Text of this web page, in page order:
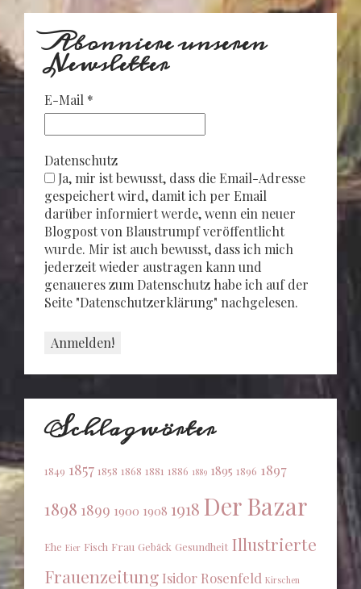
Abonniere unseren
Newsletter
E-Mail *
Datenschutz
Ja, mir ist bewusst, dass die Email-Adresse
gespeichert wird, damit ich per Email
darüber informiert werde, wenn ein neuer
Blogpost von Blaustrumpf veröffentlicht
wurde. Mir ist auch bewusst, dass ich mich
jederzeit wieder austragen kann und
genaueres zum Datenschutz habe ich auf der
Seite "Datenschutzerklärung" nachgelesen.
Schlagwörter
1849 1857 1858 1868 1881 1886 1889 1895 1896 1897
1898 1899 1900 1908 1918 Der Bazar
Ehe Eier Fisch Frau Gebäck Gesundheit Illustrierte
Frauenzeitung Isidor Rosenfeld Kirschen